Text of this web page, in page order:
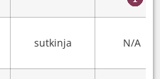
sutkinja N/A